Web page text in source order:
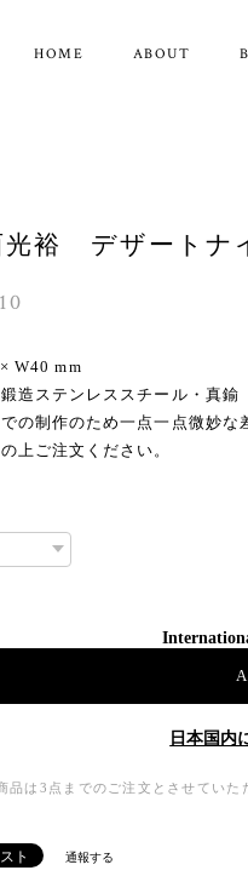
HOME ABOUT
光裕 デザートナ
W40 mm
造ステンレススチール・真鍮
の制作のため一点一点微妙な
上ご注文ください。
日本国内
品は3点までのご注文とさせていた
通報する